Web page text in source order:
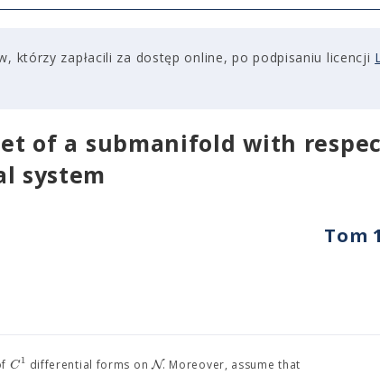
którzy zapłacili za dostęp online, po podpisaniu licencji
of a submanifold with
system
Tom
C1 differential forms onN. Moreover, assume that